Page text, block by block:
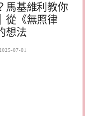
馬基維利教你
從《無照律
想法
07-01